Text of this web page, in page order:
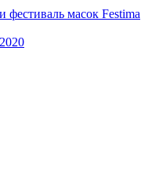
масок Festima